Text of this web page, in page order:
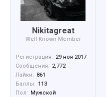
Nikitagreat
Well-Known Member
Регистрация: 29 ноя 2017
Сообщения: 2,772
Лайки: 861
Баллы: 113
Пол:
Мужской